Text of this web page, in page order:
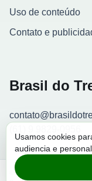
Uso de conteúdo
Contato e
Brasil do
Contador de
© 2026 Brasil do Trecho.
Usamos cookies
audiencia e